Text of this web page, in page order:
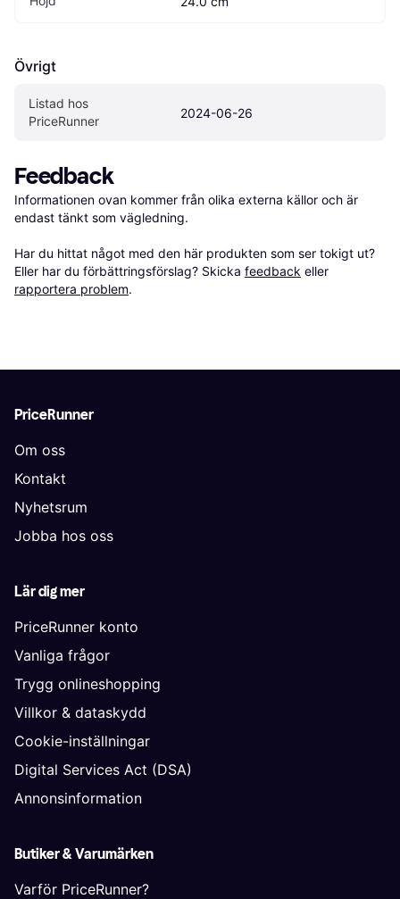
Övrigt
Listad hos
PriceRunner
2024-06-26
Feedback
Informationen ovan kommer från olika externa källor och är
endast tänkt som vägledning.
Har du hittat något med den här produkten som ser tokigt ut?
Eller har du förbättringsförslag? Skicka feedback eller
rapportera problem.
PriceRunner
Om oss
Kontakt
Nyhetsrum
Jobba hos oss
Lär dig mer
PriceRunner konto
Vanliga frågor
Trygg onlineshopping
Villkor & dataskydd
Cookie-inställningar
Digital Services Act (DSA)
Annonsinformation
Butiker & Varumärken
Varför PriceRunner?